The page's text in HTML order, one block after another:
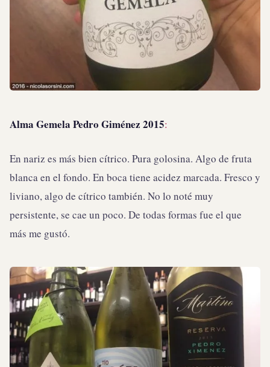
Alma Gemela Pedro Giménez 2015:
En nariz es más bien cítrico. Pura golosina. Algo de fruta
blanca en el fondo. En boca tiene acidez marcada. Fresco y
liviano, algo de cítrico también. No lo noté muy
persistente, se cae un poco. De todas formas fue el que
más me gustó.